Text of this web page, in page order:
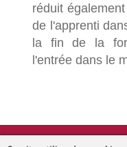
réduit
de l'apprenti
la fin de la
l'entrée dans le